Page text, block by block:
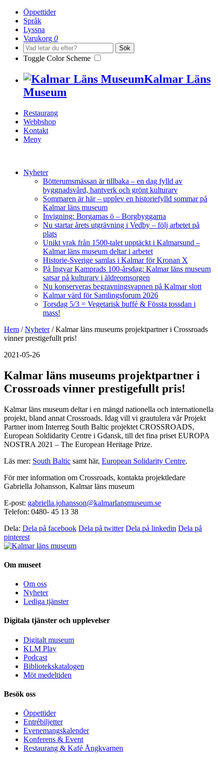
Öppettider
Språk
Lyssna
Varukorg 0
Sök
Toggle Color Scheme
Kalmar Läns
Museum
Restaurang
Webbshop
Kontakt
Meny
Nyheter
Bötterumsmässan är tillbaka – en dag fylld av
byggnadsvård, hantverk och grönt kulturarv
Sommaren är här – upplev en historiefylld sommar på
Kalmar läns museum
Invigning: Borgarnas ö – Borgbyggarna
Nu startar årets utgrävning i Vedby – följ arbetet på
plats
Unikt vrak från 1500-talet upptäckt i Kalmarsund –
Kalmar läns museum deltar i arbetet
Historie-Sverige samlas i Kalmar för Kronan X
På Ingvar Kamprads 100-årsdag: Kalmar läns museum
satsar på kulturarv i äldreomsorgen
Nu konserveras begravningsvapnen på Kalmar slott
Kalmar värd för Samlingsforum 2026
Torsdag 5/3 = Vegetarisk buffé & Fössta tossdan i
mass!
Hem /Nyheter/Kalmar läns museums projektpartner i Crossroads
vinner prestigefullt pris!
2021-05-26
Kalmar läns museums projektpartner i
Crossroads vinner prestigefullt pris!
Kalmar läns museum deltar i en mängd nationella och internationella
projekt, bland annat Crossroads. Idag vill vi grautulera vår Projekt
Partner inom Interreg South Baltic projektet CROSSROADS,
European Soldidarity Centre i Gdansk, till det fina priset EUROPA
NOSTRA 2021 – The European Heritage Prize.
Läs mer: South Baltic samt här, European Solidarity Centre.
För mer information om Crossroads, kontakta projektledare
Gabriella Johansson, Kalmar läns museum
E-post: gabriella.johansson@kalmarlansmuseum.se
Telefon: 0480- 45 13 38
Dela: Dela på facebook Dela på twitter Dela på linkedin Dela på
pinterest
Om museet
Om oss
Nyheter
Lediga tjänster
Digitala tjänster och upplevelser
Digitalt museum
KLM Play
Podcast
Bibliotekskatalogen
Möt medeltiden
Besök oss
Öppettider
Entrébiljetter
Evenemangskalender
Konferens & Event
Restaurang & Kafé Ångkvarnen